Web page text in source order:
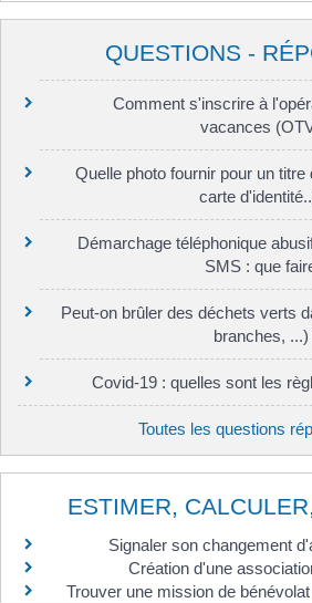
QUESTIONS -
Comment s'inscrire à
vacances
Quelle photo fournir pour un
carte
Démarchage téléphonique
SMS : que
Peut-on brûler des déchets verts
branches, ...)
Covid-19 : quelles sont les
Toutes les questions
ESTIMER,
Signaler son changement
Création d'une
Trouver une mission de